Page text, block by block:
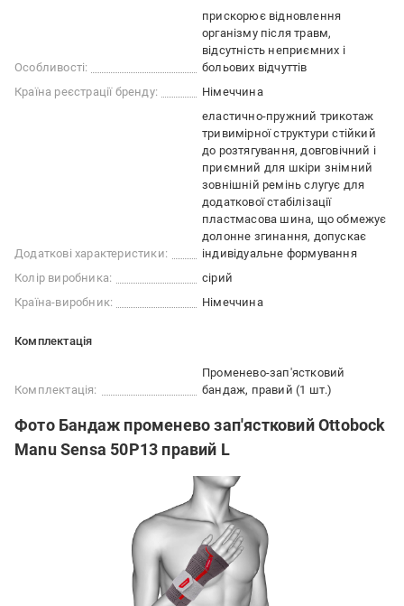
Особливості:
прискорює відновлення
організму після травм
відсутність неприємних і
больових відчуттів
Країна реєстрації бренду:
Німеччина
Додаткові характеристики:
еластично-пружний трикотаж
тривимірної структури стійкий
до розтягування, довговічний і
приємний для шкіри знімний
зовнішній ремінь слугує для
додаткової стабілізації
пластмасова шина, що обмежує
долонне згинання, допускає
індивідуальне формування
Колір виробника:
сірий
Країна-виробник:
Німеччина
Комплектація
Комплектація:
Променево-зап'ястковий
бандаж, правий (1 шт.)
Фото Бандаж променево зап'ястковий Ottobock
Manu Sensa 50P13 правий L